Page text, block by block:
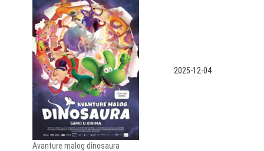
Avanture malog dinosaura
2025-12-04